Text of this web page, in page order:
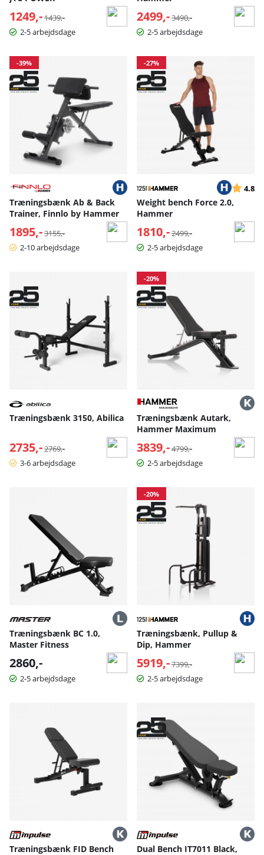
1249,- Normalpris:
1439,-
2-5 arbejdsdage
2499,- Normalpris:
3490,-
2-5 arbejdsdage
-39%
Træningsbænk Ab & Back
Trainer, Finnlo by Hammer
1895,- Normalpris:
3155,-
2-10 arbejdsdage
-27%
4.8
Weight bench Force 2.0,
Hammer
1810,- Normalpris:
2499,-
2-5 arbejdsdage
Træningsbænk 3150, Abilica
2735,- Normalpris:
2769,-
3-6 arbejdsdage
-20%
Træningsbænk Autark,
Hammer Maximum
3839,- Normalpris:
4799,-
2-5 arbejdsdage
Træningsbænk BC 1.0,
Master Fitness
2860,-
2-5 arbejdsdage
-20%
Træningsbænk, Pullup &
Dip, Hammer
5919,-Normalpris:
7399,-
2-5 arbejdsdage
Træningsbænk FID Bench
Dual Bench IT7011 Black,